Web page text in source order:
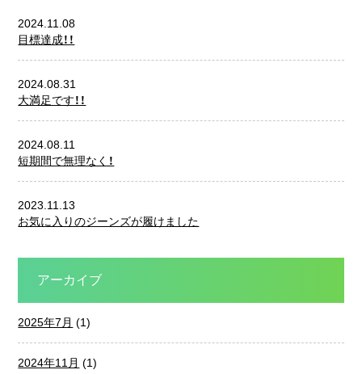
目標達成！！
2024.11.08
大満足です！！
2024.08.31
短期間で無理なく！
2024.08.11
お気に入りのジーンズが履けました
2023.11.13
アーカイブ
2025年7月 (1)
2024年11月 (1)